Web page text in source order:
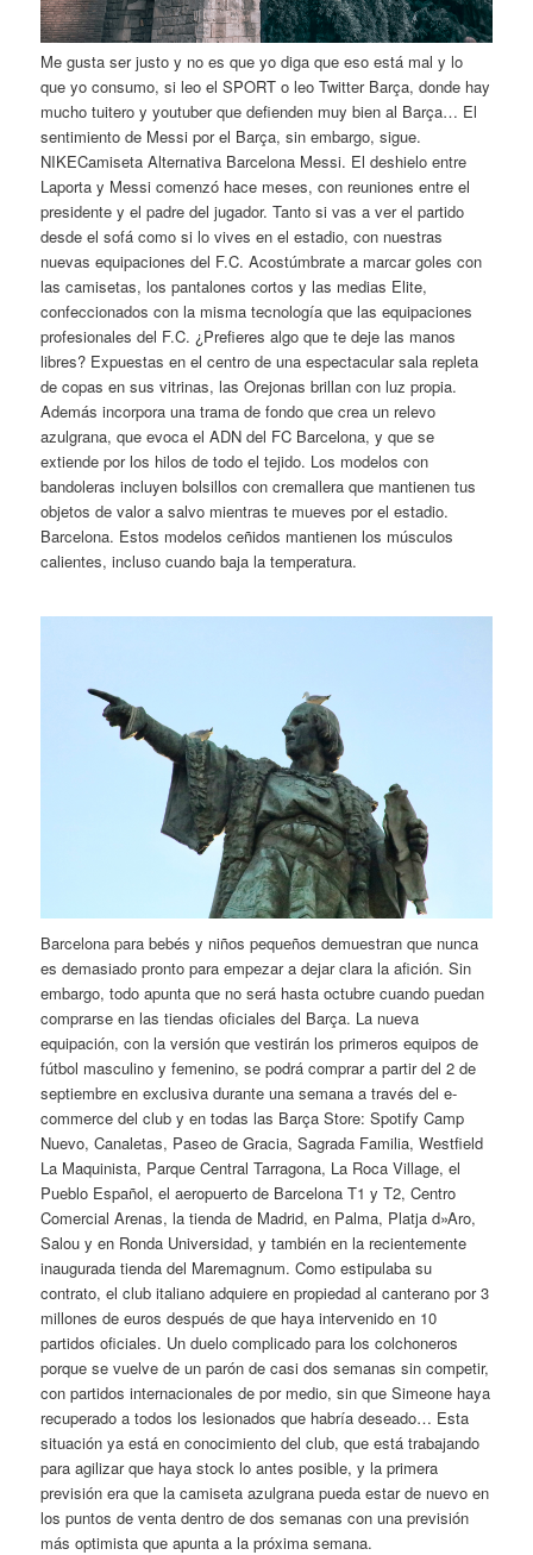
Me gusta ser justo y no es que yo diga que eso está mal y lo
que yo consumo, si leo el SPORT o leo Twitter Barça, donde hay
mucho tuitero y youtuber que defienden muy bien al Barça… El
sentimiento de Messi por el Barça, sin embargo, sigue.
NIKECamiseta Alternativa Barcelona Messi. El deshielo entre
Laporta y Messi comenzó hace meses, con reuniones entre el
presidente y el padre del jugador. Tanto si vas a ver el partido
desde el sofá como si lo vives en el estadio, con nuestras
nuevas equipaciones del F.C. Acostúmbrate a marcar goles con
las camisetas, los pantalones cortos y las medias Elite,
confeccionados con la misma tecnología que las equipaciones
profesionales del F.C. ¿Prefieres algo que te deje las manos
libres? Expuestas en el centro de una espectacular sala repleta
de copas en sus vitrinas, las Orejonas brillan con luz propia.
Además incorpora una trama de fondo que crea un relevo
azulgrana, que evoca el ADN del FC Barcelona, y que se
extiende por los hilos de todo el tejido. Los modelos con
bandoleras incluyen bolsillos con cremallera que mantienen tus
objetos de valor a salvo mientras te mueves por el estadio.
Barcelona. Estos modelos ceñidos mantienen los músculos
calientes, incluso cuando baja la temperatura.
Barcelona para bebés y niños pequeños demuestran que nunca
es demasiado pronto para empezar a dejar clara la afición. Sin
embargo, todo apunta que no será hasta octubre cuando puedan
comprarse en las tiendas oficiales del Barça. La nueva
equipación, con la versión que vestirán los primeros equipos de
fútbol masculino y femenino, se podrá comprar a partir del 2 de
septiembre en exclusiva durante una semana a través del e-
commerce del club y en todas las Barça Store: Spotify Camp
Nuevo, Canaletas, Paseo de Gracia, Sagrada Familia, Westfield
La Maquinista, Parque Central Tarragona, La Roca Village, el
Pueblo Español, el aeropuerto de Barcelona T1 y T2, Centro
Comercial Arenas, la tienda de Madrid, en Palma, Platja d»Aro,
Salou y en Ronda Universidad, y también en la recientemente
inaugurada tienda del Maremagnum. Como estipulaba su
contrato, el club italiano adquiere en propiedad al canterano por 3
millones de euros después de que haya intervenido en 10
partidos oficiales. Un duelo complicado para los colchoneros
porque se vuelve de un parón de casi dos semanas sin competir,
con partidos internacionales de por medio, sin que Simeone haya
recuperado a todos los lesionados que habría deseado… Esta
situación ya está en conocimiento del club, que está trabajando
para agilizar que haya stock lo antes posible, y la primera
previsión era que la camiseta azulgrana pueda estar de nuevo en
los puntos de venta dentro de dos semanas con una previsión
más optimista que apunta a la próxima semana.